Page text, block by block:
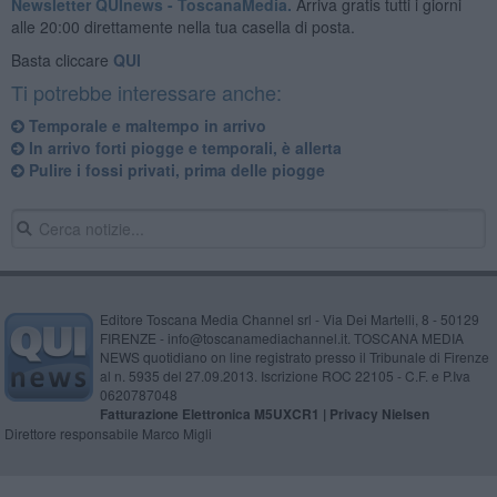
alle 20:00 direttamente nella tua casella di posta.
Basta cliccare QUI
Ti potrebbe interessare anche:
Temporale e maltempo in arrivo
In arrivo forti piogge e temporali, è allerta
Pulire i fossi privati, prima delle piogge
Editore Toscana Media Channel srl - Via Dei Martelli, 8 - 50129
FIRENZE - info@toscanamediachannel.it. TOSCANA MEDIA
NEWS quotidiano on line registrato presso il Tribunale di Firenze
al n. 5935 del 27.09.2013. Iscrizione ROC 22105 - C.F. e P.Iva
0620787048
Fatturazione Elettronica M5UXCR1 | Privacy Nielsen
Direttore responsabile Marco Migli